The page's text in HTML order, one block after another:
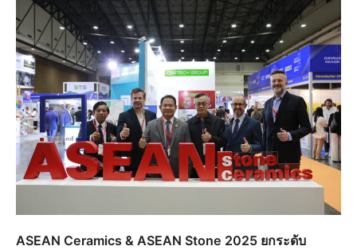
ASEAN Ceramics & ASEAN Stone 2025 ยกระดับ